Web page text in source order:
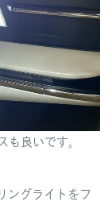
良いです。
ングライトをフ